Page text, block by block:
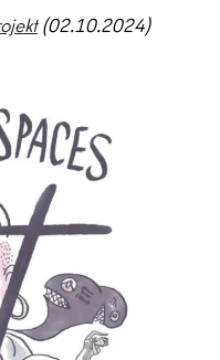
(02.10.2024)